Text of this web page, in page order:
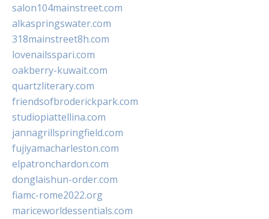
salon104mainstreet.com
alkaspringswater.com
318mainstreet8h.com
lovenailsspari.com
oakberry-kuwait.com
quartzliterary.com
friendsofbroderickpark.com
studiopiattellina.com
jannagrillspringfield.com
fujiyamacharleston.com
elpatronchardon.com
donglaishun-order.com
fiamc-rome2022.org
mariceworldessentials.com